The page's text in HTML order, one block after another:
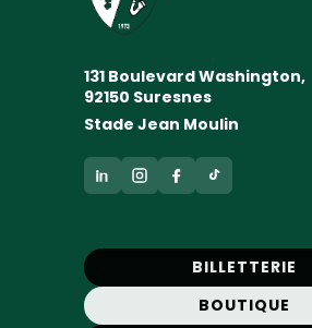
131 Boulevard Washington,
92150 Suresnes
Stade Jean Moulin
BILLETTERIE
BOUTIQUE